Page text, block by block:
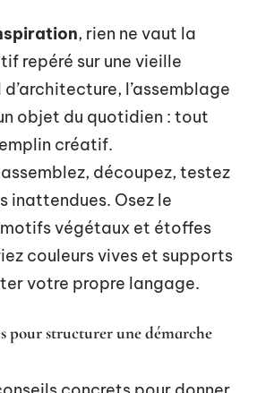
, rien ne vaut la
repéré sur une vieille
l’assemblage
objet du quotidien : tout
créatif.
découpez, testez
inattendues. Osez le
végétaux et étoffes
couleurs vives et supports
votre propre langage.
pour structurer une démarche